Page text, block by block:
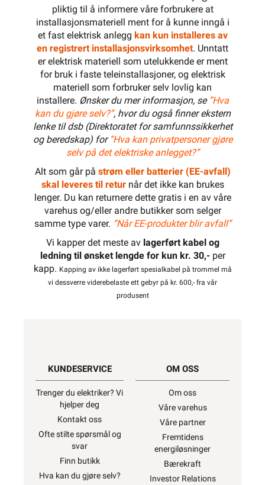
pliktig til å informere våre forbrukere at
installasjonsmateriell ment for å kunne inngå i
et fast elektrisk anlegg kan kun installeres av
en registrert installasjonsvirksomhet. Unntatt
er elektrisk materiell som utelukkende er ment
for bruk i faste teleinstallasjoner, og elektrisk
materiell som forbruker selv lovlig kan
installere. Ønsker du mer informasjon, se ”Hva
kan du gjøre selv?”, hvor du også finner ekstern
lenke til dsb (Direktoratet for samfunnssikkerhet
og beredskap) for “Hva kan privatpersoner gjøre
selv på det elektriske anlegget?”
Alt som går på strøm eller batterier (EE-avfall)
skal leveres til returnår det ikke kan brukes
lenger. Du kan returnere dette gratis i en av våre
varehus og/eller andre butikker som selger
samme type varer. “Når EE-produkter blir avfall”
Vi kapper det meste av lagerført kabel og
ledning til ønsket lengde for kun kr. 30,-per
kapp. Kapping av ikke lagerført spesialkabel på trommel må
vi dessverre viderebelaste ett gebyr på kr. 600,- fra vår
produsent
KUNDESERVICE
Trenger du elektriker? Vi
hjelper deg
Kontakt oss
Ofte stilte spørsmål og
svar
Finn butikk
Hva kan du gjøre selv?
OM OSS
Om oss
Våre varehus
Våre partner
Fremtidens
energiløsninger
Bærekraft
Investor Relations